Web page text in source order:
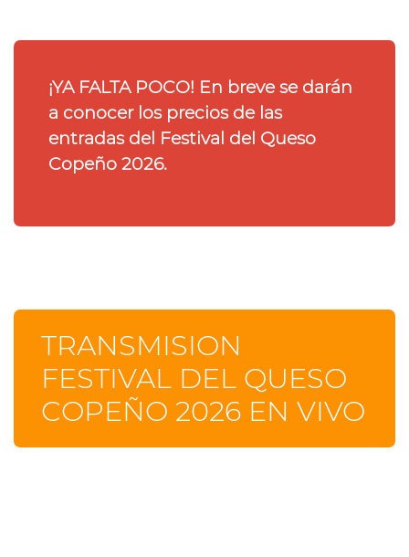
¡YA FALTA POCO! En breve se darán
a conocer los precios de las
entradas del Festival del Queso
Copeño 2026.
TRANSMISION
FESTIVAL DEL QUESO
COPEÑO 2026 EN VIVO